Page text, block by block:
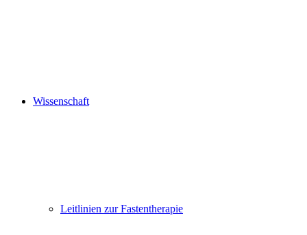
Wissenschaft
Leitlinien zur Fastentherapie